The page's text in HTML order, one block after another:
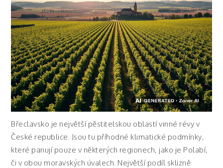
Břeclavsko je největší pěstitelskou oblastí vinné révy v
České republice. Jsou tu příhodné klimatické podmínky,
které panují pouze v některých regionech, jako je Polabí,
či v obou moravských úvalech. Největší podíl sklizně